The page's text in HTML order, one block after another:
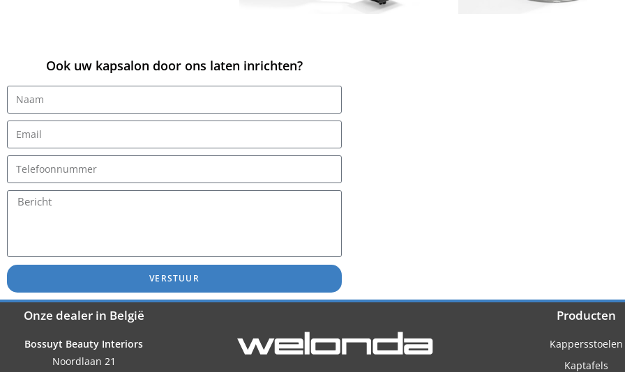
Ook uw kapsalon door ons laten inrichten?
VERSTUUR
Onze dealer in België
Bossuyt Beauty Interiors
Noordlaan 21
Producten
Kappersstoelen
Kaptafels